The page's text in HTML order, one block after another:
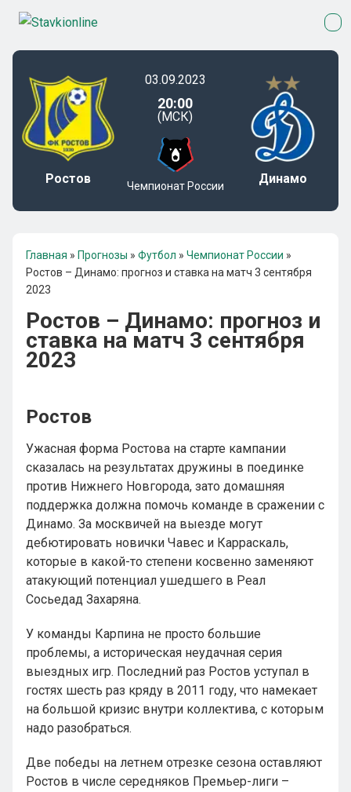
Ростов
03.09.2023
20:00
(МСК)
Чемпионат России Динамо
Главная » Прогнозы » Футбол » Чемпионат России »
Ростов – Динамо: прогноз и ставка на матч 3 сентября
2023
Ростов – Динамо: прогноз и
ставка на матч 3 сентября
2023
Ростов
Ужасная форма Ростова на старте кампании
сказалась на результатах дружины в поединке
против Нижнего Новгорода, зато домашняя
поддержка должна помочь команде в сражении с
Динамо. За москвичей на выезде могут
дебютировать новички Чавес и Карраскаль,
которые в какой-то степени косвенно заменяют
атакующий потенциал ушедшего в Реал
Сосьедад Захаряна.
У команды Карпина не просто большие
проблемы, а историческая неудачная серия
выездных игр. Последний раз Ростов уступал в
гостях шесть раз кряду в 2011 году, что намекает
на большой кризис внутри коллектива, с которым
надо разобраться.
Две победы на летнем отрезке сезона оставляют
Ростов в числе середняков Премьер-лиги –